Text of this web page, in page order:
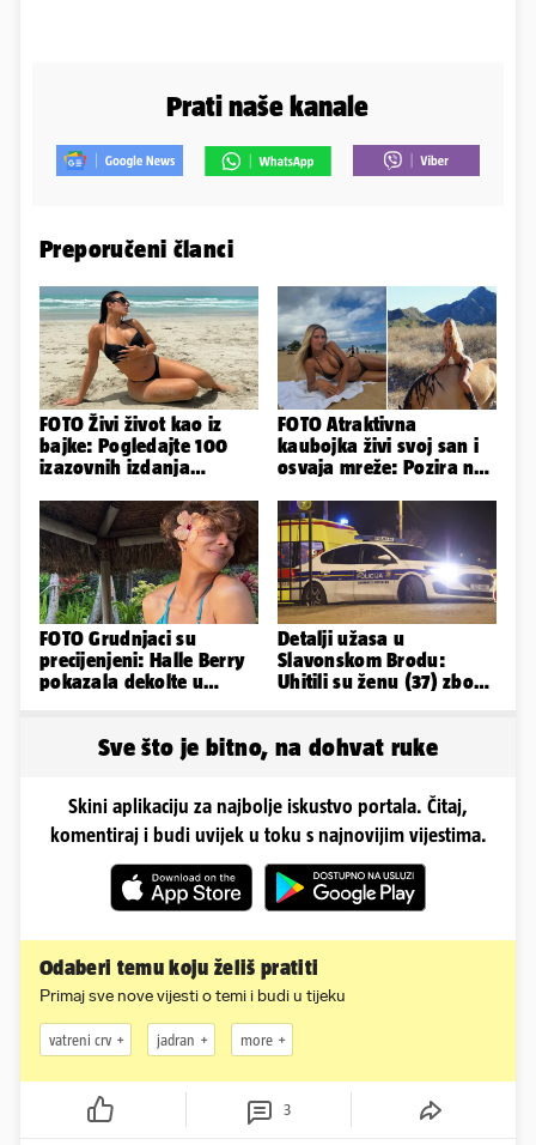
Prati naše kanale
Preporučeni članci
FOTO Živi život kao iz
bajke: Pogledajte 100
izazovnih izdanja
FOTO Atraktivna
kaubojka živi svoj san i
osvaja mreže: Pozira na
rodeu...
FOTO Grudnjaci su
precijenjeni: Halle Berry
pokazala dekolte u
Detalji užasa u
Slavonskom Brodu:
Uhitili su ženu (37) zbog
Sve što je bitno, na dohvat ruke
Skini aplikaciju za najbolje iskustvo portala. Čitaj,
komentiraj i budi uvijek u toku s najnovijim vijestima.
Odaberi temu koju želiš pratiti
Primaj sve nove vijesti o temi i budi u tijeku
vatreni crv jadran more
3